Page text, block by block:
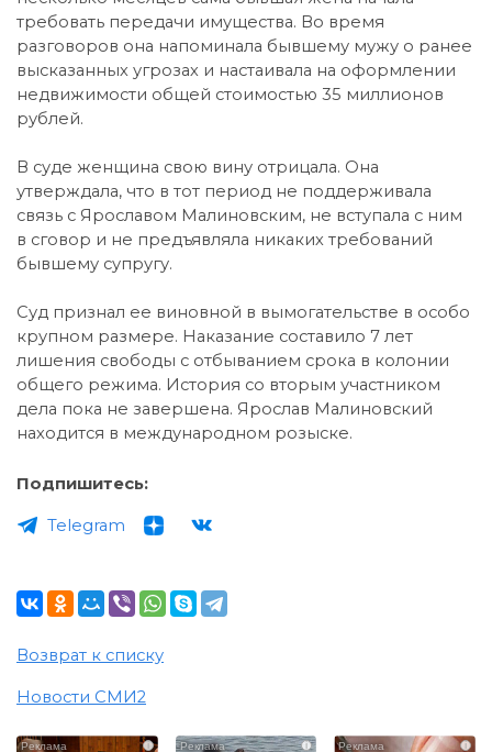
требовать передачи имущества. Во время
разговоров она напоминала бывшему мужу о ранее
высказанных угрозах и настаивала на оформлении
недвижимости общей стоимостью 35 миллионов
рублей.
В суде женщина свою вину отрицала. Она
утверждала, что в тот период не поддерживала
связь с Ярославом Малиновским, не вступала с ним
в сговор и не предъявляла никаких требований
бывшему супругу.
Суд признал ее виновной в вымогательстве в особо
крупном размере. Наказание составило 7 лет
лишения свободы с отбыванием срока в колонии
общего режима. История со вторым участником
дела пока не завершена. Ярослав Малиновский
находится в международном розыске.
Подпишитесь:
Telegram
Возврат к списку
Новости СМИ2
i i i